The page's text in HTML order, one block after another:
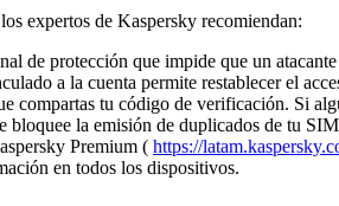
expertos de Kaspersky recomiendan:
de protección que impide que un
a la cuenta permite restablecer el
tu código de verificación. Si
la emisión de duplicados de tu
Premium ( https://
en todos los dispositivos.